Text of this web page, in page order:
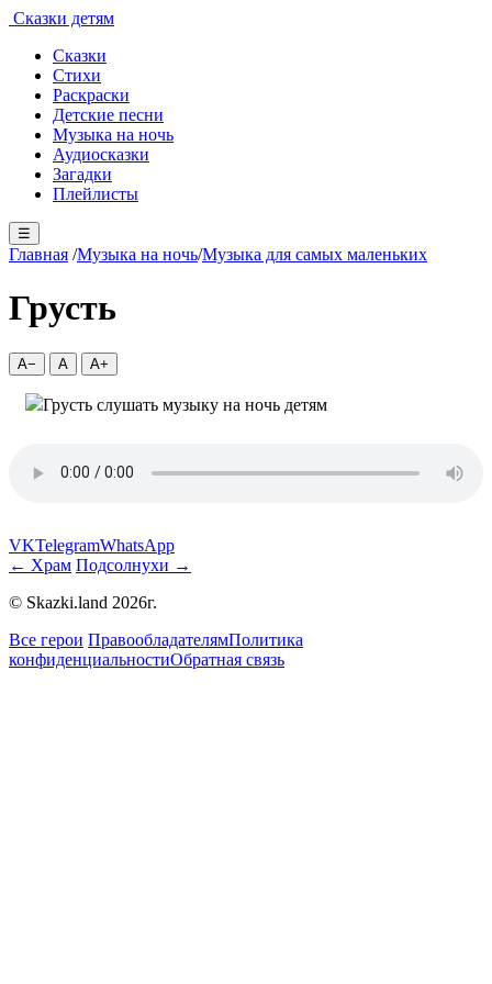
Сказки детям
Сказки
Стихи
Раскраски
Детские песни
Музыка на ночь
Аудиосказки
Загадки
Плейлисты
☰
Главная /Музыка на ночь/Музыка для самых маленьких
Грусть
A− A A+
VKTelegramWhatsApp
← Храм Подсолнухи →
© Skazki.land 2026г.
Все герои ПравообладателямПолитика
конфиденциальностиОбратная связь